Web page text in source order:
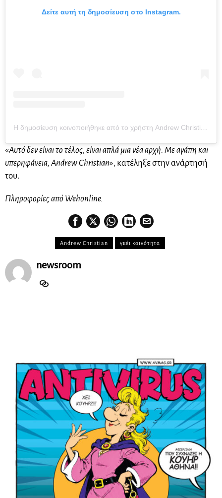
Δείτε αυτή τη δημοσίευση στο Instagram.
Η δημοσίευση κοινοποιήθηκε από το χρήστη Andrew Christian (@andrewchristianintl)
«Αυτό δεν είναι το τέλος, είναι απλά μια νέα αρχή. Με αγάπη και
υπερηφάνεια, Andrew Christian», κατέληξε στην ανάρτησή
του.
Πληροφορίες από Wehonline.
Andrew Christian γκέι κοινότητα
newsroom